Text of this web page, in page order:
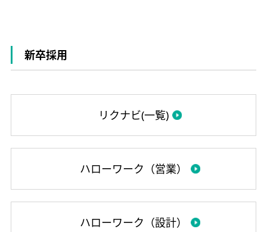
新卒採用
リクナビ(一覧)
ハローワーク（営業）
ハローワーク（設計）